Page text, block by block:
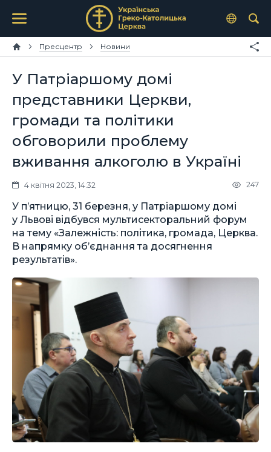
Пресцентр Новини
У Патріаршому домі
представники Церкви,
громади та політики
обговорили проблему
вживання алкоголю в Україні
4 квітня 2023, 14:32 247
У п’ятницю, 31 березня, у Патріаршому домі
у Львові відбувся мультисекторальний форум
на тему «Залежність: політика, громада, Церква.
В напрямку об’єднання та досягнення
результатів».